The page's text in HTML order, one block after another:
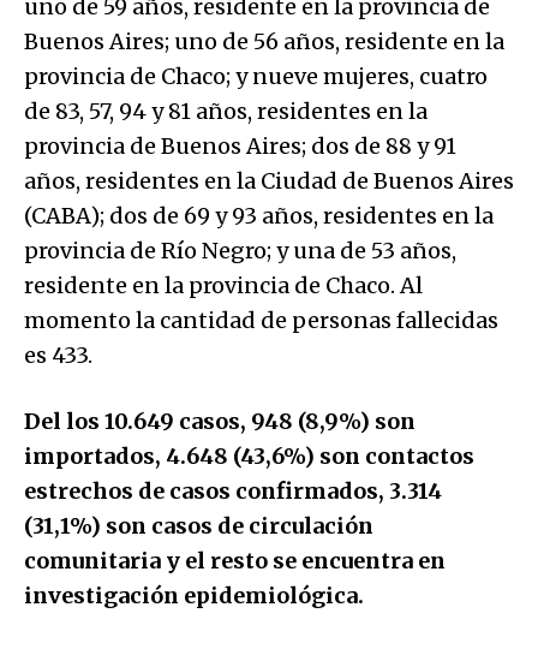
uno de 59 años, residente en la provincia de
Buenos Aires; uno de 56 años, residente en la
provincia de Chaco; y nueve mujeres, cuatro
de 83, 57, 94 y 81 años, residentes en la
provincia de Buenos Aires; dos de 88 y 91
años, residentes en la Ciudad de Buenos Aires
(CABA); dos de 69 y 93 años, residentes en la
provincia de Río Negro; y una de 53 años,
residente en la provincia de Chaco. Al
momento la cantidad de personas fallecidas
es 433.
Del los 10.649 casos, 948 (8,9%) son
importados, 4.648 (43,6%) son contactos
estrechos de casos confirmados, 3.314
(31,1%) son casos de circulación
comunitaria y el resto se encuentra en
investigación epidemiológica.